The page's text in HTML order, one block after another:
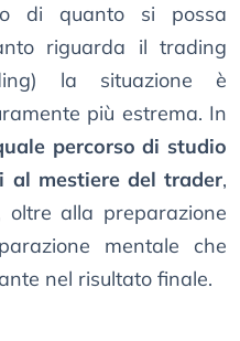
di quanto si possa
riguarda il trading
la situazione è
più estrema. In
percorso di studio
al mestiere del trader,
oltre alla preparazione
mentale che
nel risultato finale.